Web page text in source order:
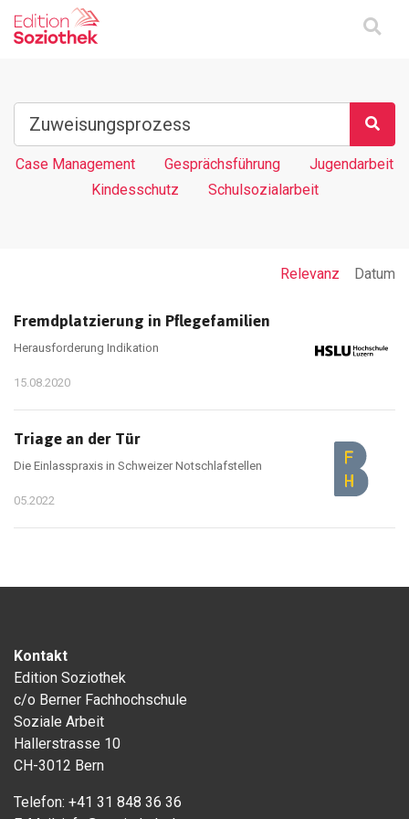
Case Management Gesprächsführung
Jugendarbeit
Kindesschutz
Schulsozialarbeit
Relevanz Datum
Fremdplatzierung in Pflegefamilien
Herausforderung Indikation
15.08.2020
Triage an der Tür
Die Einlasspraxis in Schweizer Notschlafstellen
05.2022
Kontakt
Edition Soziothek
c/o Berner Fachhochschule
Soziale Arbeit
Hallerstrasse 10
CH-3012 Bern
Telefon: +41 31 848 36 36